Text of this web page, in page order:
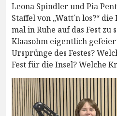
Leona Spindler und Pia
Staffel von „Watt´n los?“
mal in Ruhe auf das Fest zu
Klaasohm eigentlich
Ursprünge des Festes?
Fest für die Insel? Welche